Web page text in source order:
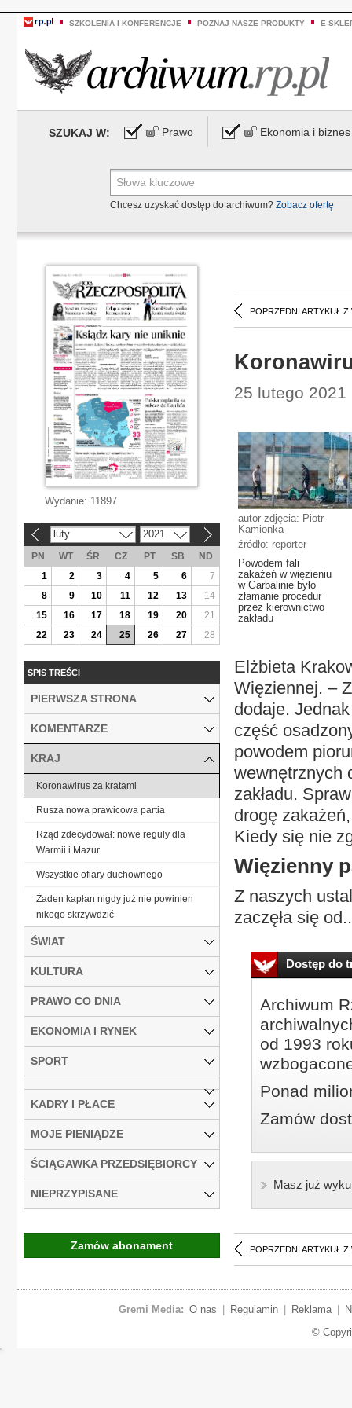
SZKOLENIA I KONFERENCJE POZNAJ NASZE PRODUKTY E-
SZUKAJ W: Prawo Ekonomia i biznes
Chcesz uzyskać dostęp do archiwum? Zobacz ofertę
POPRZEDNI ARTYKUŁ Z
25 lutego
autor zdjęcia: Piotr
Kamionka
źródło: reporter
Powodem fali
zakażeń w więzieniu
w Garbalinie było
złamanie procedur
przez kierownictwo
zakładu
Elżbieta
Więziennej. –
dodaje. Jednak
część
powodem
wewnętrznych
zakładu.
drogę
Kiedy się nie
Więzienny
Z naszych
zaczęła się
Dostęp do
Archiwum
od 1993
Ponad
Zamów
Masz już
POPRZEDNI ARTYKUŁ Z
Wydanie: 11897
luty 2021
PN WT ŚR CZ PT SB
ND
1
2 3 4 5 6
7
8
9 10 11 12 13
14
15
16 17 18 19 20
21
22
23 24 25 26 27 28
SPIS TREŚCI
PIERWSZA STRONA
KOMENTARZE
KRAJ
Koronawirus za kratami
Rusza nowa prawicowa partia
Rząd zdecydował: nowe reguły dla
Warmii i Mazur
Wszystkie ofiary duchownego
Żaden kapłan nigdy już nie powinien
nikogo skrzywdzić
ŚWIAT
KULTURA
PRAWO CO DNIA
EKONOMIA I RYNEK
SPORT
KADRY I PŁACE
MOJE PIENIĄDZE
ŚCIĄGAWKA PRZEDSIĘBIORCY
NIEPRZYPISANE
Zamów abonament
Gremi Media: O nas Regulamin Reklama
©